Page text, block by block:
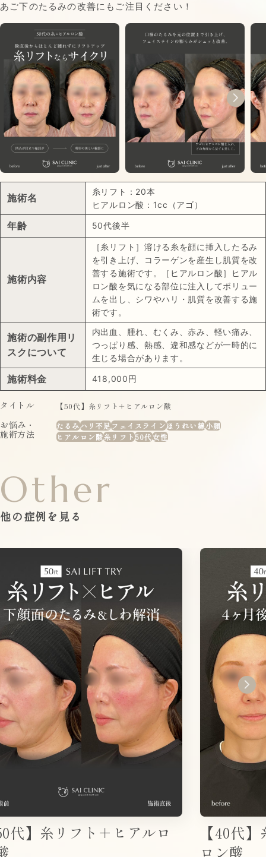
あご下のたるみの改善にもご注目ください！
施術名
糸リフト：20本
ヒアルロン酸：1cc（アゴ）
年齢 50代後半
施術内容
［糸リフト］溶ける糸を顔に挿入したるみ
を引き上げ、コラーゲンを産生し肌質を改
善する施術です。［ヒアルロン酸］ヒアル
ロン酸を気になる部位に注入してボリュー
ムを出し、シワやハリ・肌質を改善する施
術です。
施術の副作用リ
スクについて
内出血、腫れ、むくみ、赤み、軽い痛み、
つっぱり感、熱感、違和感などが一時的に
生じる場合があります。
施術料金 418,000円
タイトル 【50代】糸リフト＋ヒアルロン酸
お悩み・
施術方法
たるみハリ不足フェイスラインほうれい線小顔
ヒアルロン酸糸リフト50代女性
Other
他の症例を見る
糸リフト＋ヒアルロ
【40代】糸
ロン酸